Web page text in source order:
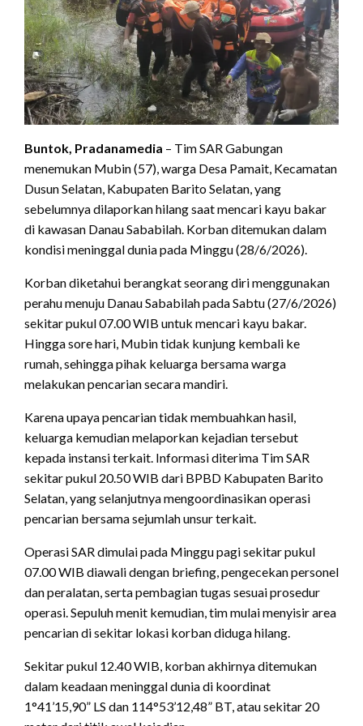
Buntok, Pradanamedia – Tim SAR Gabungan
menemukan Mubin (57), warga Desa Pamait, Kecamatan
Dusun Selatan, Kabupaten Barito Selatan, yang
sebelumnya dilaporkan hilang saat mencari kayu bakar
di kawasan Danau Sababilah. Korban ditemukan dalam
kondisi meninggal dunia pada Minggu (28/6/2026).
Korban diketahui berangkat seorang diri menggunakan
perahu menuju Danau Sababilah pada Sabtu (27/6/2026)
sekitar pukul 07.00 WIB untuk mencari kayu bakar.
Hingga sore hari, Mubin tidak kunjung kembali ke
rumah, sehingga pihak keluarga bersama warga
melakukan pencarian secara mandiri.
Karena upaya pencarian tidak membuahkan hasil,
keluarga kemudian melaporkan kejadian tersebut
kepada instansi terkait. Informasi diterima Tim SAR
sekitar pukul 20.50 WIB dari BPBD Kabupaten Barito
Selatan, yang selanjutnya mengoordinasikan operasi
pencarian bersama sejumlah unsur terkait.
Operasi SAR dimulai pada Minggu pagi sekitar pukul
07.00 WIB diawali dengan briefing, pengecekan personel
dan peralatan, serta pembagian tugas sesuai prosedur
operasi. Sepuluh menit kemudian, tim mulai menyisir area
pencarian di sekitar lokasi korban diduga hilang.
Sekitar pukul 12.40 WIB, korban akhirnya ditemukan
dalam keadaan meninggal dunia di koordinat
1°41’15,90” LS dan 114°53’12,48” BT, atau sekitar 20